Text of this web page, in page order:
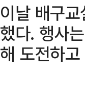
이날 배구
했다. 행사
해 도전하